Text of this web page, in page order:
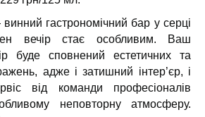
гастрономічний бар у серці
вечір стає особливим. Ваш
буде сповнений естетичних та
адже і затишний інтер’єр, і
від команди професіоналів
неповторну атмосферу.